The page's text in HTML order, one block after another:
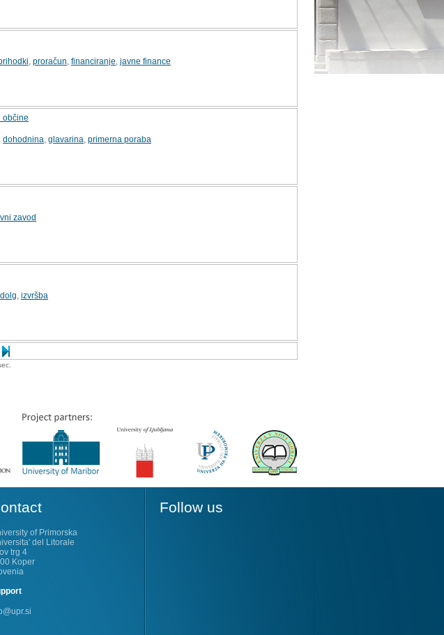
proračun financiranje javne finance
občine
dohodnina glavarina primerna poraba
zavod
izvršba
of Primorska
del Litorale
trg 4
Koper
Follow us